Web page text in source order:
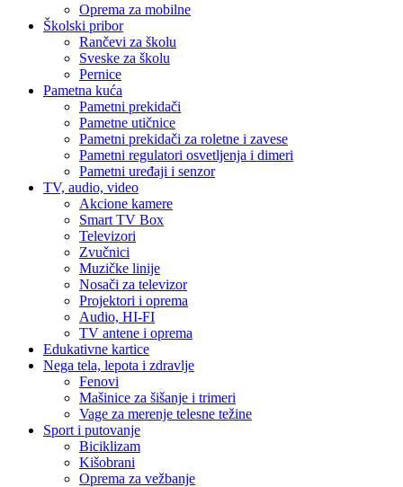
Oprema za mobilne
Školski pribor
Rančevi za školu
Sveske za školu
Pernice
Pametna kuća
Pametni prekidači
Pametne utičnice
Pametni prekidači za roletne i zavese
Pametni regulatori osvetljenja i dimeri
Pametni uređaji i senzor
TV, audio, video
Akcione kamere
Smart TV Box
Televizori
Zvučnici
Muzičke linije
Nosači za televizor
Projektori i oprema
Audio, HI-FI
TV antene i oprema
Edukativne kartice
Nega tela, lepota i zdravlje
Fenovi
Mašinice za šišanje i trimeri
Vage za merenje telesne težine
Sport i putovanje
Biciklizam
Kišobrani
Oprema za vežbanje